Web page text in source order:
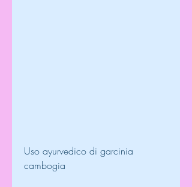
Uso ayurvedico di garcinia
cambogia